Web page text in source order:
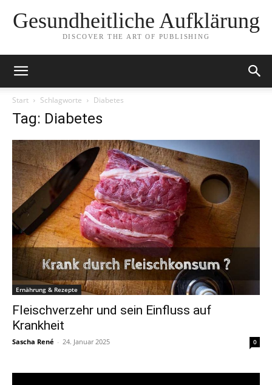
Gesundheitliche Aufklärung
DISCOVER THE ART OF PUBLISHING
Start Schlagworte Diabetes
Tag: Diabetes
Ernährung & Rezepte
Fleischverzehr und sein Einfluss auf
Krankheit
Sascha René - 24. Januar 2025 0